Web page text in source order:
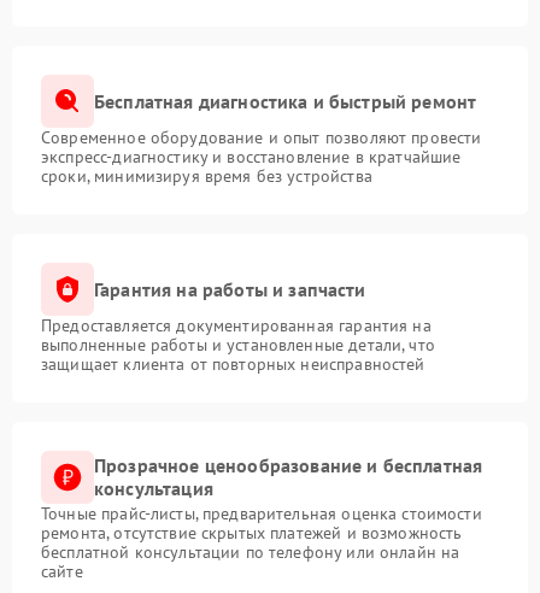
Бесплатная диагностика и быстрый ремонт
Современное оборудование и опыт позволяют провести
экспресс-диагностику и восстановление в кратчайшие
сроки, минимизируя время без устройства
Гарантия на работы и запчасти
Предоставляется документированная гарантия на
выполненные работы и установленные детали, что
защищает клиента от повторных неисправностей
Прозрачное ценообразование и бесплатная
консультация
Точные прайс-листы, предварительная оценка стоимости
ремонта, отсутствие скрытых платежей и возможность
бесплатной консультации по телефону или онлайн на
сайте